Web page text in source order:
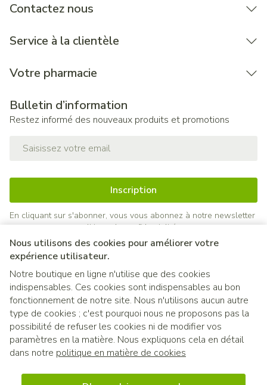
Nous utilisons des cookies pour améliorer votre
expérience utilisateur.
Notre boutique en ligne n'utilise que des cookies
indispensables. Ces cookies sont indispensables au bon
fonctionnement de notre site. Nous n'utilisons aucun autre
type de cookies ; c'est pourquoi nous ne proposons pas la
possibilité de refuser les cookies ni de modifier vos
paramètres en la matière. Nous expliquons cela en détail
dans notre politique en matière de cookies
Contactez nous
Service à la clientèle
Votre pharmacie
Bulletin d’information
Restez informé des nouveaux produits et promotions
Inscription
En cliquant sur s'abonner, vous vous abonnez à notre newsletter
et acceptez notrepolitique de confidentialité.
Liens légaux